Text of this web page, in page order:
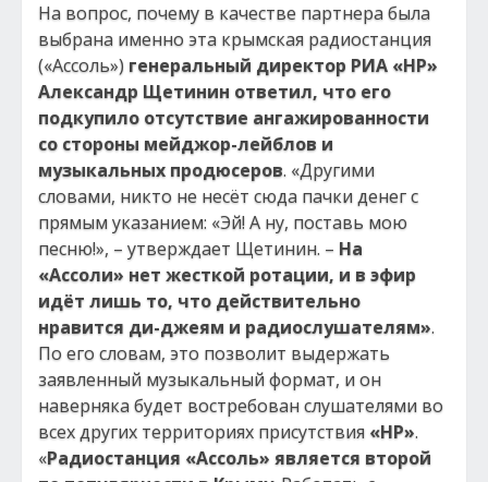
На вопрос, почему в качестве партнера была
выбрана именно эта крымская радиостанция
(«Ассоль») генеральный директор РИА «НР»
Александр Щетинин ответил, что его
подкупило отсутствие ангажированности
со стороны мейджор-лейблов и
музыкальных продюсеров. «Другими
словами, никто не несёт сюда пачки денег с
прямым указанием: «Эй! А ну, поставь мою
песню!», – утверждает Щетинин. – На
«Ассоли» нет жесткой ротации, и в эфир
идёт лишь то, что действительно
нравится ди-джеям и радиослушателям».
По его словам, это позволит выдержать
заявленный музыкальный формат, и он
наверняка будет востребован слушателями во
всех других территориях присутствия «НР».
«Радиостанция «Ассоль» является второй